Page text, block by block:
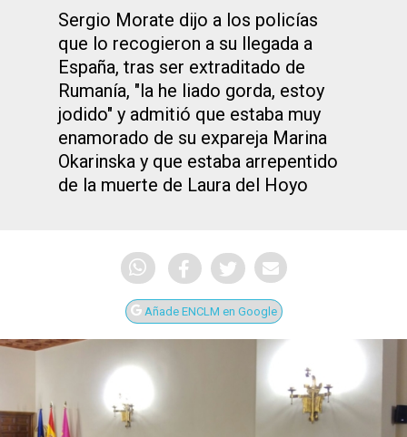
Sergio Morate dijo a los policías
que lo recogieron a su llegada a
España, tras ser extraditado de
Rumanía, "la he liado gorda, estoy
jodido" y admitió que estaba muy
enamorado de su expareja Marina
Okarinska y que estaba arrepentido
de la muerte de Laura del Hoyo
Añade ENCLM en Google